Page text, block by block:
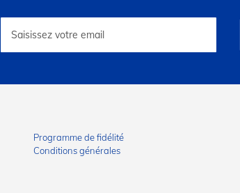
lettre
Programme de fidélité
Conditions générales